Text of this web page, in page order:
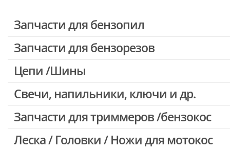
Запчасти для бензопил
Запчасти для бензопил Stihl
Запчасти для бензопил Oleo-mac, Echo и др.
Запчасти для бензорезов
Цепи /Шины
Свечи, напильники, ключи и др.
Запчасти для триммеров /бензокос
Запчасти для Китайских триммеров
Леска / Головки / Ножи для мотокос